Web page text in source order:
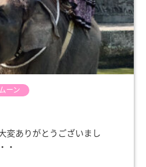
ーン
変ありがとうございまし
・